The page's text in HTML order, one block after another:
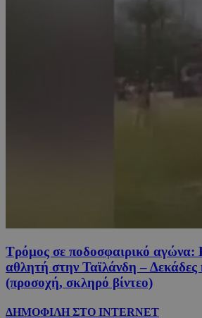
Τρόμος σε ποδοσφαιρικό αγώνα:
αθλητή στην Ταϊλάνδη – Δεκάδες
(προσοχή, σκληρό βίντεο)
ΔΗΜΟΦΙΛΗ ΣΤΟ INTERNET